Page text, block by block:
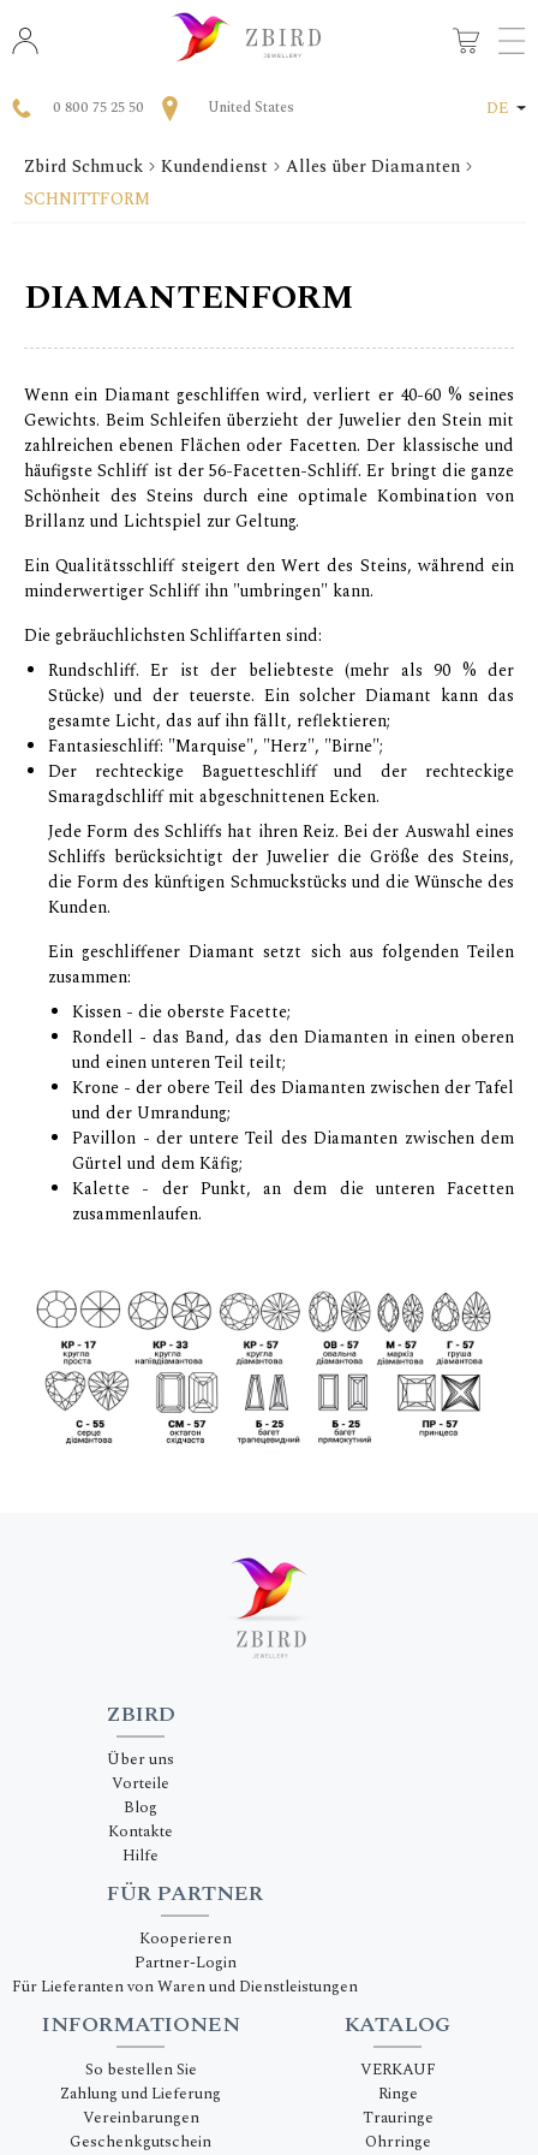
0 800 75 25 50 United States DE
Zbird Schmuck Kundendienst
Alles über Diamanten
SCHNITTFORM
DIAMANTENFORM
Wenn ein Diamant geschliffen wird, verliert er 40-60 % seines
Gewichts. Beim Schleifen überzieht der Juwelier den Stein mit
zahlreichen ebenen Flächen oder Facetten. Der klassische und
häufigste Schliff ist der 56-Facetten-Schliff. Er bringt die ganze
Schönheit des Steins durch eine optimale Kombination von
Brillanz und Lichtspiel zur Geltung.
Ein Qualitätsschliff steigert den Wert des Steins, während ein
minderwertiger Schliff ihn "umbringen" kann.
Die gebräuchlichsten Schliffarten sind:
Rundschliff. Er ist der beliebteste (mehr als 90 % der
Stücke) und der teuerste. Ein solcher Diamant kann das
gesamte Licht, das auf ihn fällt, reflektieren;
Fantasieschliff: "Marquise", "Herz", "Birne";
Der rechteckige Baguetteschliff und der rechteckige
Smaragdschliff mit abgeschnittenen Ecken.
Jede Form des Schliffs hat ihren Reiz. Bei der Auswahl eines
Schliffs berücksichtigt der Juwelier die Größe des Steins,
die Form des künftigen Schmuckstücks und die Wünsche des
Kunden.
Ein geschliffener Diamant setzt sich aus folgenden Teilen
zusammen:
Kissen - die oberste Facette;
Rondell - das Band, das den Diamanten in einen oberen
und einen unteren Teil teilt;
Krone - der obere Teil des Diamanten zwischen der Tafel
und der Umrandung;
Pavillon - der untere Teil des Diamanten zwischen dem
Gürtel und dem Käfig;
Kalette - der Punkt, an dem die unteren Facetten
zusammenlaufen.
ZBIRD
Über uns
Vorteile
Blog
Kontakte
Hilfe
KATALOG
VERKAUF
Ringe
Trauringe
Ohrringe
INFORMATIONEN
So bestellen Sie
Zahlung und Lieferung
Vereinbarungen
Geschenkgutschein
FÜR PARTNER
Kooperieren
Partner-Login
Für Lieferanten von Waren und Dienstleistungen